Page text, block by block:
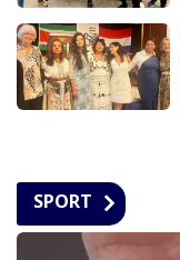
SPORT